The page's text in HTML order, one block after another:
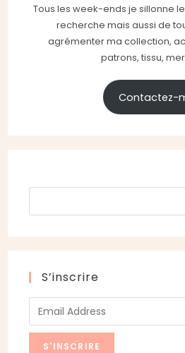
Tous les week-ends je sillonne
recherche mais aussi de
agrémenter ma collection,
patrons, tissu,
Contactez-
S’inscrire